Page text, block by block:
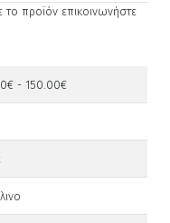
το προϊόν επικοινωνήστε
- 150.00€